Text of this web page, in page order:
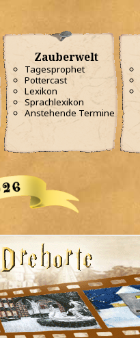
Zauberwelt
Tagesprophet
Pottercast
Lexikon
Sprachlexikon
Anstehende Termine